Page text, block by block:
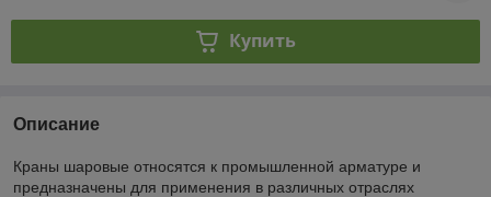
Купить
Описание
Краны шаровые относятся к промышленной арматуре и
предназначены для применения в различных отраслях